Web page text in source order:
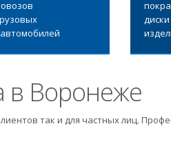
в Воронеже
так и для частных лиц.